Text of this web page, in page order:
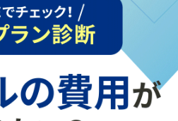
しまった時期がありましたが、